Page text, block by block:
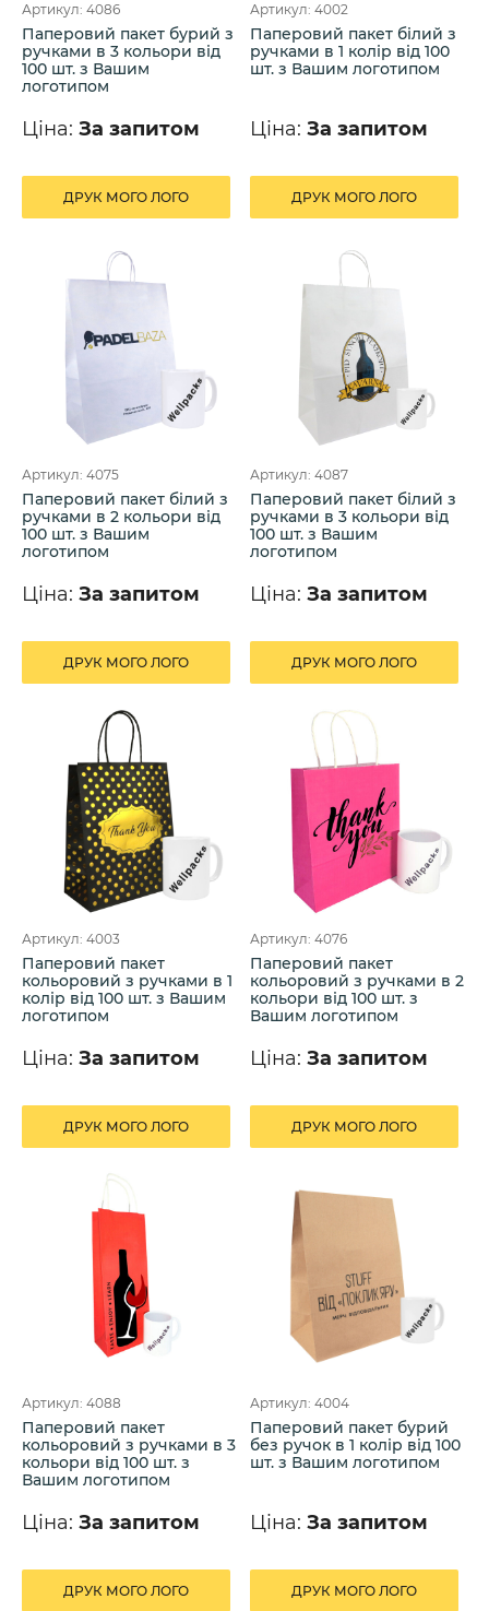
Артикул: 4086
Паперовий пакет бурий з
ручками в 3 кольори від
100 шт. з Вашим
логотипом
Ціна: За запитом
ДРУК МОГО ЛОГО
Артикул: 4002
Паперовий пакет білий з
ручками в 1 колір від 100
шт. з Вашим логотипом
Ціна: За запитом
ДРУК МОГО ЛОГО
Артикул: 4075
Паперовий пакет білий з
ручками в 2 кольори від
100 шт. з Вашим
логотипом
Ціна: За запитом
ДРУК МОГО ЛОГО
Артикул: 4087
Паперовий пакет білий з
ручками в 3 кольори від
100 шт. з Вашим
логотипом
Ціна: За запитом
ДРУК МОГО ЛОГО
Артикул: 4003
Паперовий пакет
кольоровий з ручками в 1
колір від 100 шт. з Вашим
логотипом
Ціна: За запитом
ДРУК МОГО ЛОГО
Артикул: 4076
Паперовий пакет
кольоровий з ручками в 2
кольори від 100 шт. з
Вашим логотипом
Ціна: За запитом
ДРУК МОГО ЛОГО
Артикул: 4088
Паперовий пакет
кольоровий з ручками в 3
кольори від 100 шт. з
Вашим логотипом
Ціна: За запитом
ДРУК МОГО ЛОГО
Артикул: 4004
Паперовий пакет бурий
без ручок в 1 колір від 100
шт. з Вашим логотипом
Ціна: За запитом
ДРУК МОГО ЛОГО